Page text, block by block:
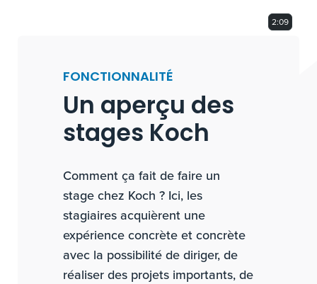
2:09
FONCTIONNALITÉ
Un aperçu des
stages Koch
Comment ça fait de faire un
stage chez Koch ? Ici, les
stagiaires acquièrent une
expérience concrète et concrète
avec la possibilité de diriger, de
réaliser des projets importants, de